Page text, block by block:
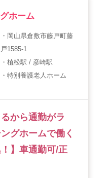
ホーム
・岡山県倉敷市藤戸町藤
戸1585-1
・植松駅 / 彦崎駅
・特別養護老人ホーム
から通勤がラ
グホームで働く
】車通勤可/正